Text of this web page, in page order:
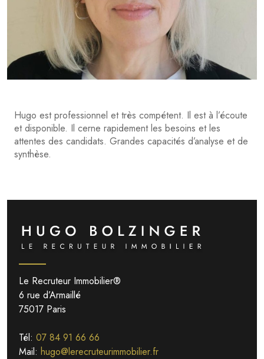
Hugo est professionnel et très compétent. Il est à l’écoute
et disponible. Il cerne rapidement les besoins et les
attentes des candidats. Grandes capacités d’analyse et de
synthèse.
Le Recruteur Immobilier®
6 rue d’Armaillé
75017 Paris
Tél: 07 84 91 66 66
Mail: hugo@lerecruteurimmobilier.fr